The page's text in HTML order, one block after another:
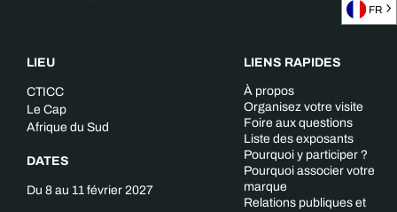
LIEU
CTICC
Le Cap
Afrique du Sud
DATES
Du 8 au 11 février 2027
LIENS RAPIDES
À propos
Organisez votre visite
Foire aux questions
Liste des exposants
Pourquoi y participer ?
Pourquoi associer votre
marque
Relations publiques et
FR